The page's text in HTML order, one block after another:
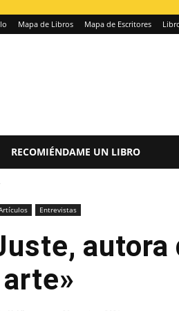
Mapa de Libros Mapa de Escritores
RECOMIÉNDAME UN LIBRO
Entrevistas
autora
arte»